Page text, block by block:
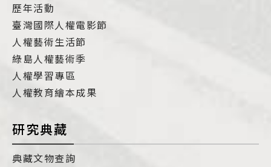
歷年活動
臺灣國際人權電影節
人權藝術生活節
綠島人權藝術季
人權學習專區
人權教育繪本成果
研究典藏
典藏文物查詢